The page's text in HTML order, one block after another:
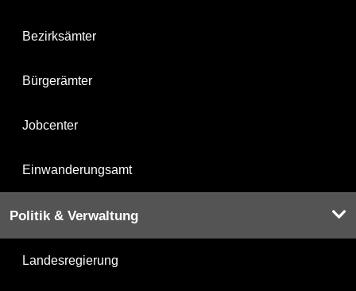
Bezirksämter
Bürgerämter
Jobcenter
Einwanderungsamt
Politik & Verwaltung
Landesregierung